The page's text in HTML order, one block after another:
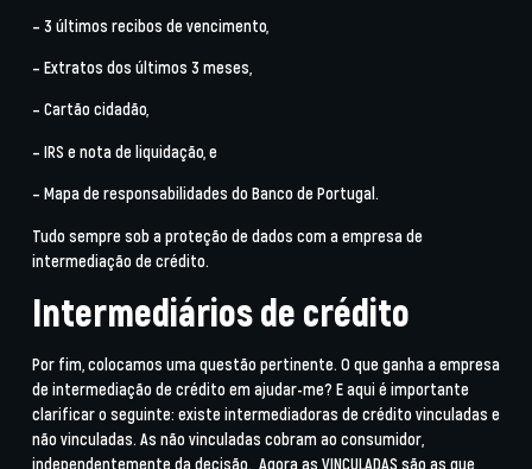
– 3 últimos recibos de vencimento,
– Extratos dos últimos 3 meses,
– Cartão cidadão,
– IRS e nota de liquidação, e
– Mapa de responsabilidades do Banco de Portugal.
Tudo sempre sob a proteção de dados com a empresa de
intermediação de crédito.
Intermediários de crédito
Por fim, colocamos uma questão pertinente. O que ganha a empresa
de intermediação de crédito em ajudar-me? E aqui é importante
clarificar o seguinte: existe intermediadoras de crédito vinculadas e
não vinculadas. As não vinculadas cobram ao consumidor,
independentemente da decisão. Agora as VINCULADAS são as que